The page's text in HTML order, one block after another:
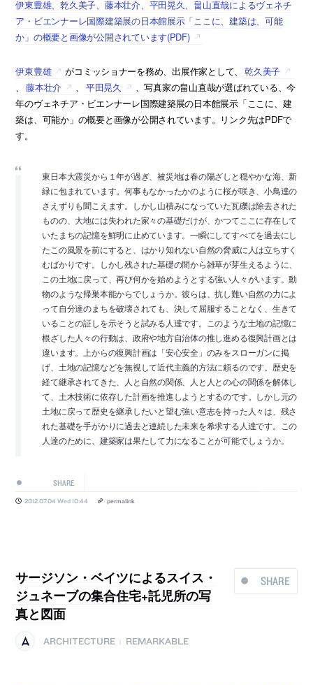
伊東豊雄、乾久美子、藤本壮介、平田晃久、畠山直哉によるヴェネチ
ア・ビエンナーレ国際建築展の日本館展示「ここに、建築は、可能
か」の概要と画像が公開されています(PDF)
伊東豊雄 がコミッショナーを務め、出展作家として、
乾久美子
藤本壮介 平田晃久
、写真家の畠山直哉が選ばれている、今
年のヴェネチア・ビエンナーレ国際建築展の日本館展示「ここに、建
築は、可能か」の概要と画像が公開されています。リンク先はPDFで
す。
東日本大震災から１年が過ぎ、被災地は春の陽ざしと穏やかな海、新
緑に包まれています。何事もなかったかのように桜が咲き、小鳥達の
さえずりも聞こえます。しかし山積みになっていた瓦礫は除去された
ものの、大地には失われた家々の基礎だけが、かつてここに存在して
いたまちの記憶を鮮明に止めています。一瞬にしてすべてを過去にし
たこの風景を前にすると、はかり知れない自然の脅威に人は立ちすく
むばかりです。しかし残された基礎の間から雑草が芽生えるように、
この土地に戻って、再び何かを始めようとする強い人々がいます。動
物のような帰巣本能からでしょうか。彼らは、抗し難い自然の力によ
って自分達のまちを破壊されても、決して屈服することなく、生きて
いることの証しを示そうと試みる人達です。このような土地の記憶に
根ざした人々の行動は、政府や地方自治体の推し進める復興計画とは
違います。上からの復興計画は「安心安全」のみをスローガンに掲
げ、土地の記憶などを無視して近代主義的方法に頼るのです。歴史を
経て継承されてきた、人と自然の関係、人と人との心の関係を解体し
て、土木技術に依存した計画を推進しようとするのです。しかし元の
土地に戻って歴史を継承したいと望む強い意志を持った人々は、残さ
れた基礎を手がかりに過去と連続した未来を希求する人達です。この
人達のために、建築家は果たして力になることが可能でしょうか。
SHARE
2012.07.04 Wed 10:44 permalink
SHARE
サージソン・ベイツによるスイス・
ジュネーブの集合住宅+託児所の写
真と図面
ARCHITECTURE REMARKABLE